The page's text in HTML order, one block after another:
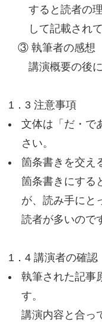
すると読者の
して記載され
③ 執筆者の感想
講演概要の後
1．3 注意事項
文体は「だ・で
さい。
箇条書きを交え
箇条書きにする
が、読み手にと
読者が多いので
1．4 講演者の確認
執筆された記事
す。
講演内容と合っ